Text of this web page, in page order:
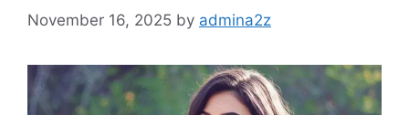
November 16, 2025 by admina2z